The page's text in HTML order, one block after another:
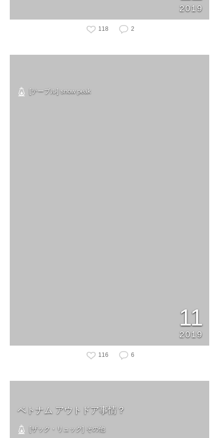
2019
118 2
[テーブル] snow peak
11
2019
116 6
ベトナム アウトドア事情？
[ザック・リュック] その他